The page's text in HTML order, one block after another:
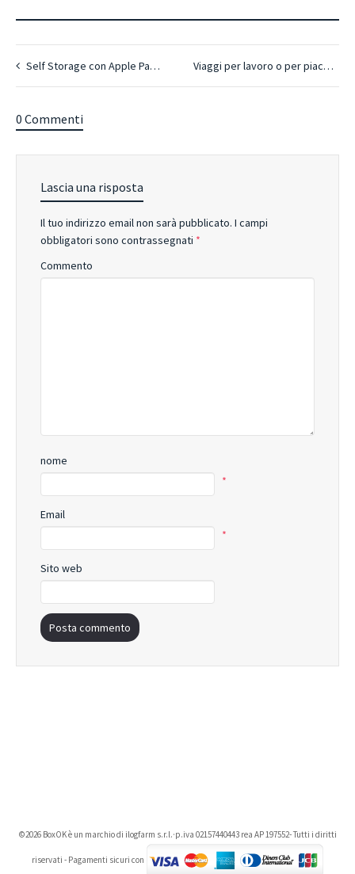
Self Storage con Apple Pay? Ora si può,con BoxOK! Viaggi per lavoro o per piacere? BoxOk custodisce le tue cose e i tuoi bagagli
0 Commenti
Lascia una risposta
Il tuo indirizzo email non sarà pubblicato. I campi
obbligatori sono contrassegnati *
Commento
nome
*
Email
*
Sito web
©2026 BoxOK è un marchio di ilogfarm s.r.l.·p.iva 02157440443 rea AP 197552- Tutti i diritti
riservati - Pagamenti sicuri con